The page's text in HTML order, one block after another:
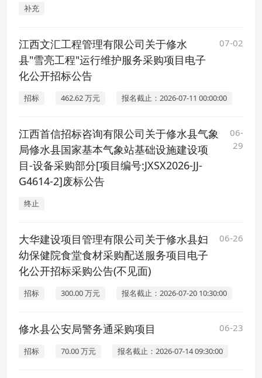
补充
江西文汇工程管理有限公司关于修水
县"雪亮工程"运行维护服务采购项目电子
化公开招标公告
07-02
招标 462.62 万元 报名截止：2026-07-11 00:00:00
江西首信招标咨询有限公司关于修水县气象
局修水县国家基本气象站基础设施建设项
目-设备采购部分[项目编号:JXSX2026-JJ-
G4614-2]废标公告
06-
29
终止
大华建设项目管理有限公司关于修水县妇
幼保健院食堂食材采购配送服务项目电子
化公开招标采购公告(不见面)
06-26
招标 300.00 万元 报名截止：2026-07-20 10:30:00
修水县公安局警务通采购项目 06-23
招标 70.00 万元 报名截止：2026-07-14 09:30:00